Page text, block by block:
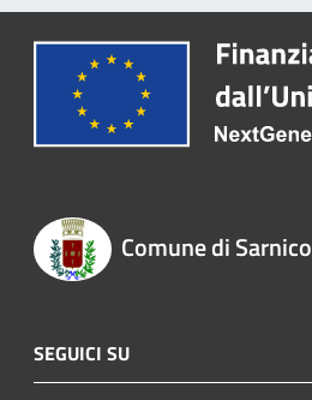
Comune di Sarnico
SEGUICI SU